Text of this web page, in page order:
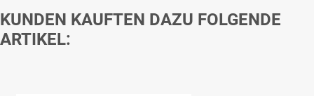
KUNDEN KAUFTEN DAZU FOLGENDE
ARTIKEL: